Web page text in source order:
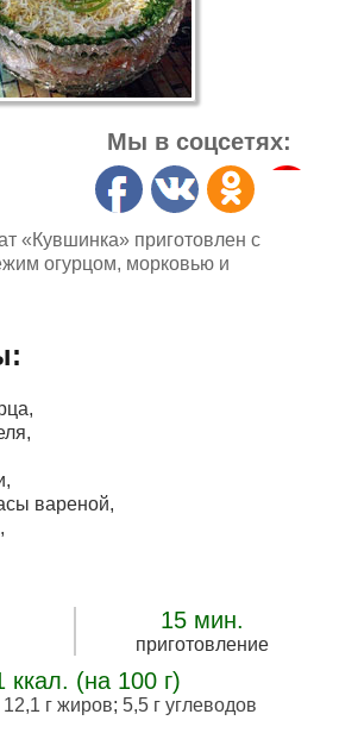
Мы в соцсетях:
«Кувшинка» приготовлен с
огурцом, морковью и
вареной,
15 мин.
приготовление
ккал. (на 100 г)
12,1 г жиров; 5,5 г углеводов